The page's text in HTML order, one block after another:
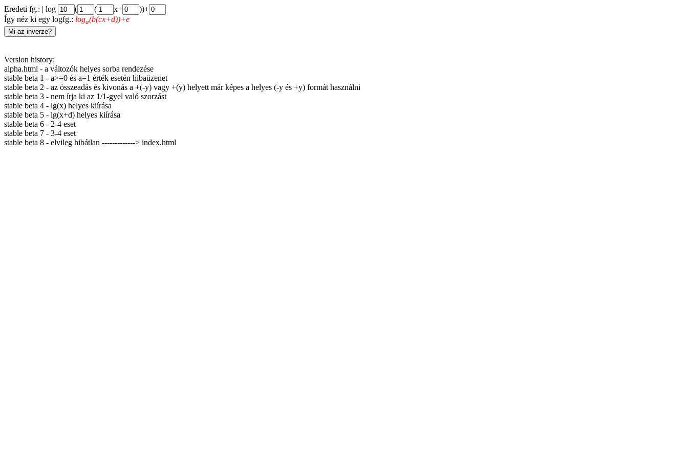
Eredeti fg.: | log ( ( x+
))+
Így néz ki egy logfg.: loga(b(cx+d))+e
Version history:
alpha.html - a változók helyes sorba rendezése
stable beta 1 - a>=0 és a=1 érték esetén hibaüzenet
stable beta 2 - az összeadás és kivonás a +(-y) vagy +(y) helyett már képes a helyes (-y és +y) formát használni
stable beta 3 - nem írja ki az 1/1-gyel való szorzást
stable beta 4 - lg(x) helyes kiírása
stable beta 5 - lg(x+d) helyes kiírása
stable beta 6 - 2-4 eset
stable beta 7 - 3-4 eset
stable beta 8 - elvileg hibátlan -------------> index.html